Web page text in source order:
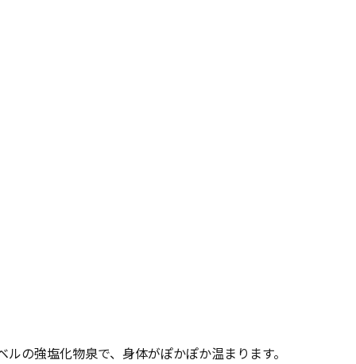
の強塩化物泉で、身体がぽかぽか温まります。